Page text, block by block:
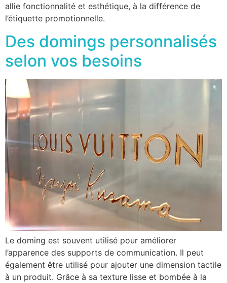
allie fonctionnalité et esthétique, à la différence de
l’étiquette promotionnelle.
Des domings personnalisés
selon vos besoins
Le doming est souvent utilisé pour améliorer
l’apparence des supports de communication. Il peut
également être utilisé pour ajouter une dimension tactile
à un produit. Grâce à sa texture lisse et bombée à la